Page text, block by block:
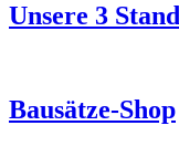
Unsere 3
Bausätze-Shop